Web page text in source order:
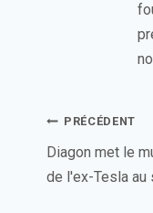
de
PRÉCÉDENT
Diagon met le
de l'ex-Tesla